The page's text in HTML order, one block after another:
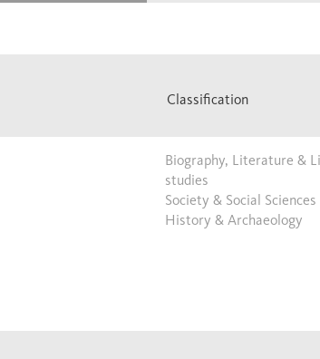
Classification
Biography, Literature &
studies
Society & Social Sciences
History & Archaeology